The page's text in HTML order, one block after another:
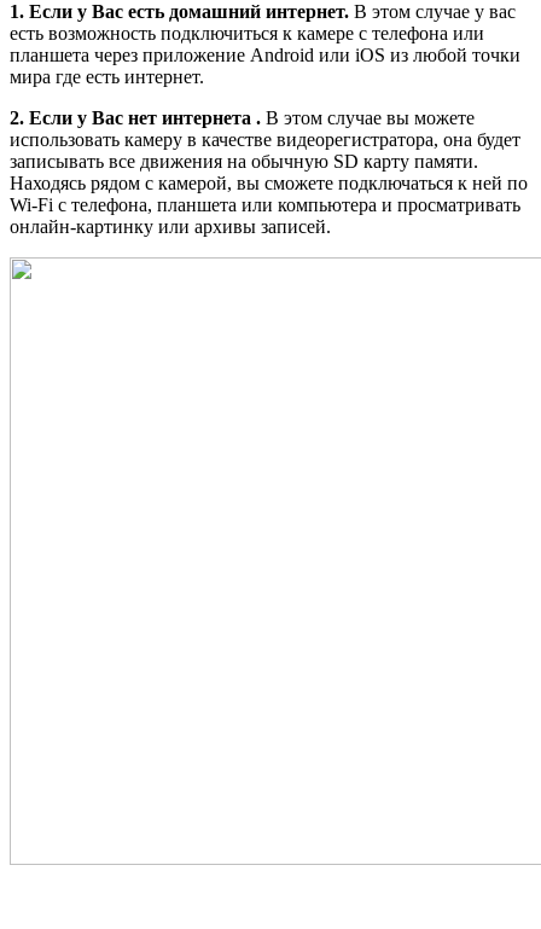
1. Если у Вас есть домашний интернет. В этом случае у вас
есть возможность подключиться к камере c телефона или
планшета через приложение Android или iOS из любой точки
мира где есть интернет.
2. Если у Вас нет интернета . В этом случае вы можете
использовать камеру в качестве видеорегистратора, она будет
записывать все движения на обычную SD карту памяти.
Находясь рядом с камерой, вы сможете подключаться к ней по
Wi-Fi с телефона, планшета или компьютера и просматривать
онлайн-картинку или архивы записей.